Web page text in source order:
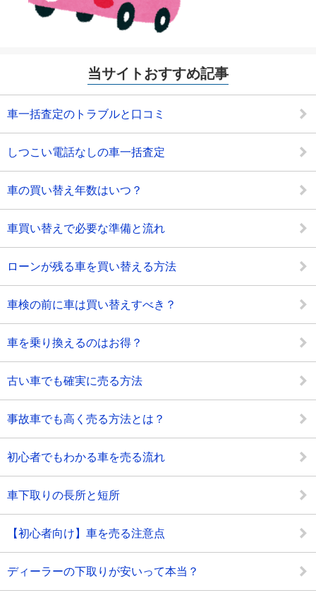
当サイトおすすめ記事
車一括査定のトラブルと口コミ
しつこい電話なしの車一括査定
車の買い替え年数はいつ？
車買い替えで必要な準備と流れ
ローンが残る車を買い替える方法
車検の前に車は買い替えすべき？
車を乗り換えるのはお得？
古い車でも確実に売る方法
事故車でも高く売る方法とは？
初心者でもわかる車を売る流れ
車下取りの長所と短所
【初心者向け】車を売る注意点
ディーラーの下取りが安いって本当？